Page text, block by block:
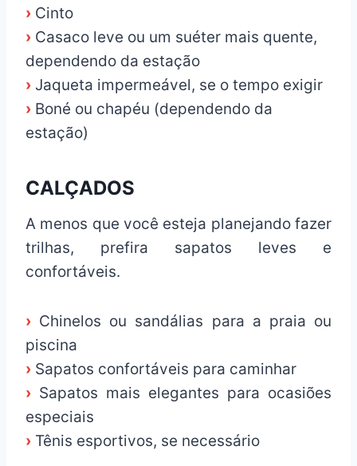
› Cinto
› Casaco leve ou um suéter mais quente,
dependendo da estação
› Jaqueta impermeável, se o tempo exigir
› Boné ou chapéu (dependendo da
estação)
CALÇADOS
A menos que você esteja planejando fazer
trilhas, prefira sapatos leves e
confortáveis.
› Chinelos ou sandálias para a praia ou
piscina
› Sapatos confortáveis para caminhar
› Sapatos mais elegantes para ocasiões
especiais
› Tênis esportivos, se necessário